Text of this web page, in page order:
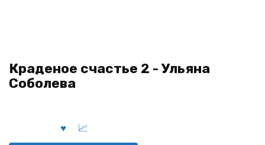
Краденое счастье 2 - Ульяна
Соболева